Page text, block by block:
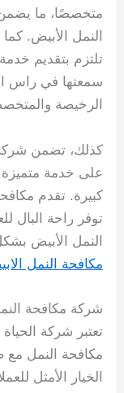
متخصصًا، ما
النمل الأبيض.
تلتزم بتقديم
سمعتها في راس
الرخيصة
كذلك، تضمن شركة
على خدمة متميزة
كبيرة. تقدم
توفر راحة البال
النمل الأبيض
مكافحة النمل
شركة مكافحة
تعتبر شركة
مكافحة النمل مع
الخيار الأمثل